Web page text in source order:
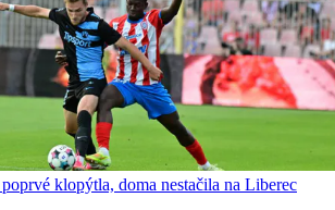
klopýtla, doma nestačila na Liberec